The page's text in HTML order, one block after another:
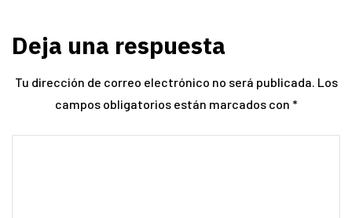
Deja una respuesta
Tu dirección de correo electrónico no será publicada. Los
campos obligatorios están marcados con *